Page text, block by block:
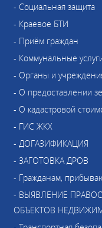
- Социальная защита
- Краевое БТИ
- Приём граждан
- Коммунальные
- Органы и
- О предоставлении
- О кадастровой
- ГИС ЖКХ
- ДОГАЗИФИКАЦИЯ
- ЗАГОТОВКА ДРОВ
- Гражданам,
- ВЫЯВЛЕНИЕ
ОБЪЕКТОВ